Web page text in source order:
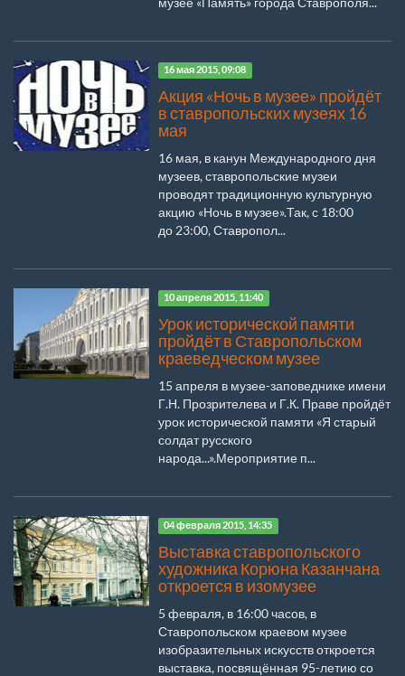
16 мая 2015, 09:08
Акция «Ночь в музее» пройдёт
в ставропольских музеях 16
мая
16 мая, в канун Международного дня
музеев, ставропольские музеи
проводят традиционную культурную
акцию «Ночь в музее».Так, с 18:00
до 23:00, Ставропол...
10 апреля 2015, 11:40
Урок исторической памяти
пройдёт в Ставропольском
краеведческом музее
15 апреля в музее-заповеднике имени
Г.Н. Прозрителева и Г.К. Праве пройдёт
урок исторической памяти «Я старый
солдат русского
народа...».Мероприятие п...
04 февраля 2015, 14:35
Выставка ставропольского
художника Корюна Казанчана
откроется в изомузее
5 февраля, в 16:00 часов, в
Ставропольском краевом музее
изобразительных искусств откроется
выставка, посвящённая 95-летию со